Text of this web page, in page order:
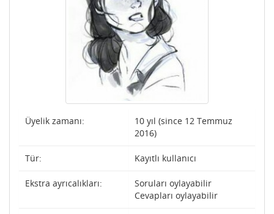
Üyelik zamanı:
10 yıl (since 12 Temmuz
2016)
Tür: Kayıtlı kullanıcı
Ekstra ayrıcalıkları:
Soruları oylayabilir
Cevapları oylayabilir